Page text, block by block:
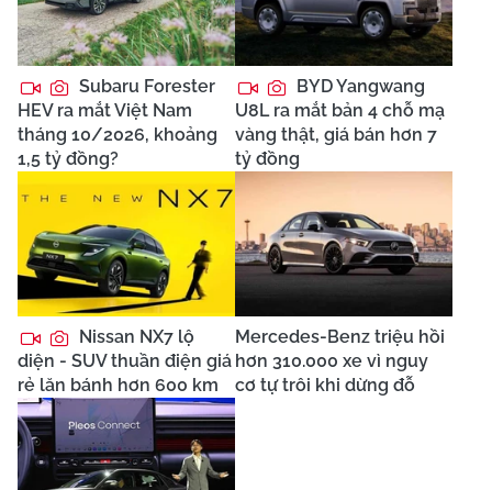
Subaru Forester
HEV ra mắt Việt Nam
tháng 10/2026, khoảng
1,5 tỷ đồng?
BYD Yangwang
U8L ra mắt bản 4 chỗ mạ
vàng thật, giá bán hơn 7
tỷ đồng
Nissan NX7 lộ
diện - SUV thuần điện giá
rẻ lăn bánh hơn 600 km
Mercedes-Benz triệu hồi
hơn 310.000 xe vì nguy
cơ tự trôi khi dừng đỗ